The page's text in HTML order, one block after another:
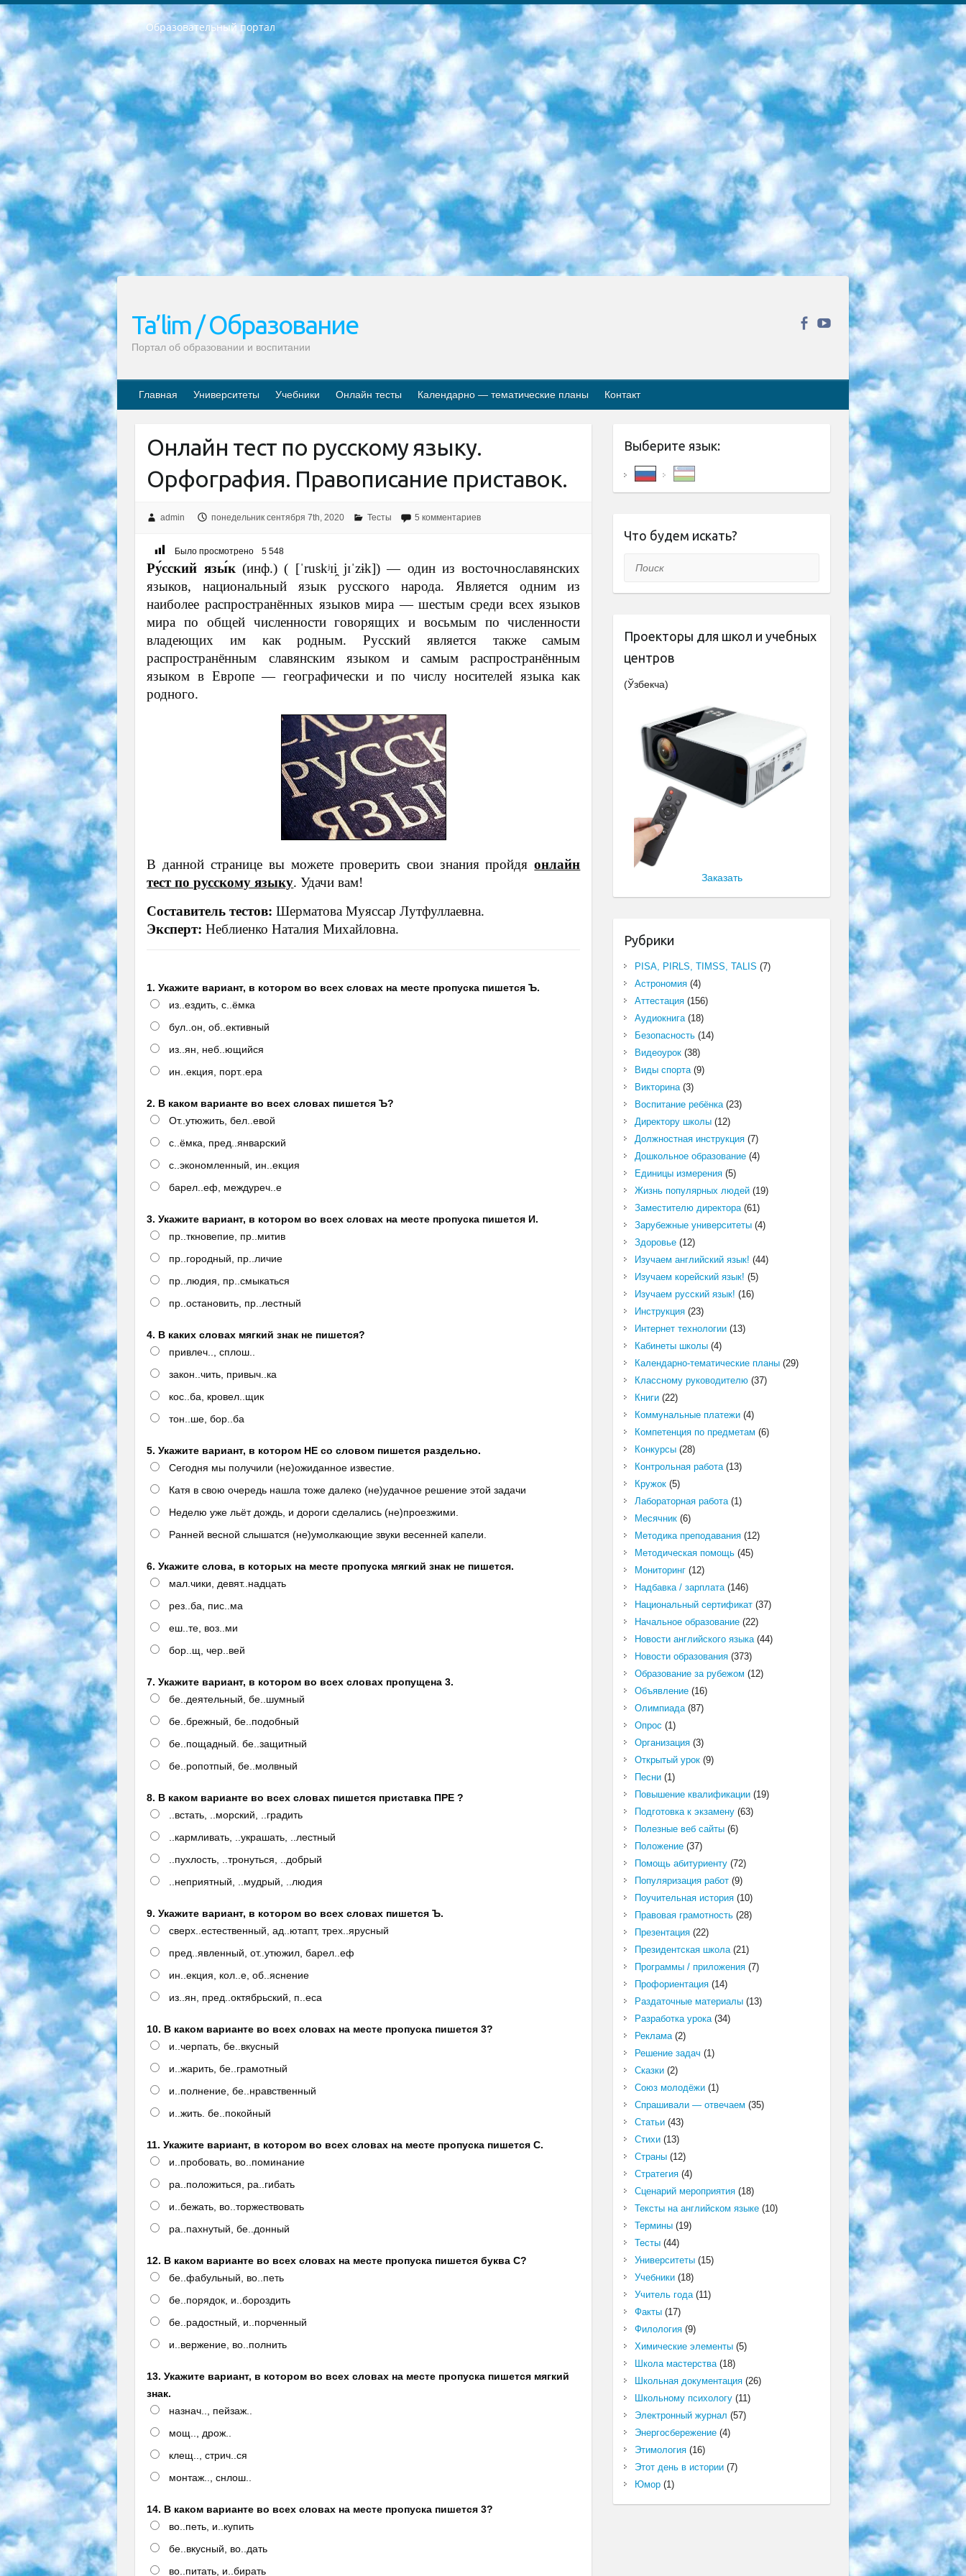
Образовательный портал
РЕСПУБЛИКА УЗБЕКИСТАН МИНИСТРЕРСТВО ДОШКОЛЬНОГО И ШКОЛЬНОГО ОБРАЗОВАНИЯ КОМАНДА в общеобразовательных учреждениях в 2023-2024 учебном году организация и проведение итоговой государственной аттестации обучающихся о Министра дошкольного и школьного образования Республики Узбекистан от 4 марта 2008 года (постановлением Минюста от 20 марта 2008 года № 1778 государственной регистрации) «Итоговое состояние учащихся общего среднего образования на основании положения об утверждении положения об аттестации общего среднего образования выпускной экзамен студентов в образовательных учреждениях в 2023-2024 учебном году В целях организации и прохождения аттестации приказываю: 1. Следующее: перечень предметов, по которым будет проводиться итоговая государственная аттестация и экзамен формы перевода согласно приложению 1; сертификаты международного образца, оценивающие уровень владения иностранными языками перечень согласно приложению 2; 2. Педагогический при специализированных образовательных учреждениях. научно-практический центр квалификации и международной оценки (Д.Давидова) 2024 г. До 25 марта: задания по предметам, по которым будет проводиться итоговая аттестация разработка и утверждение технических условий; итоговая аттестация на основании разработанного предметного задания разработка вопросов по предметам (устно и письменно), экзамен передача; общеобразовательные средние школы и специальные учебные заведения учащиеся выпускных классов школ и интернатов в агентской системе подготовка базы данных экзаменационных материалов и критериев оценки; перевод базы экзаменационных материалов на все языки обучения подать в Республиканский образовательный центр для изготовления; варианты экзаменов на основе разработанных контрольных материалов пусть будут поставлены задачи формирования. 3. Республиканский образовательный центр (Ш.Худайкулов) до 5 апреля 2024 года. до: база данных предоставленных экзаменационных материалов на все языки обучения перевод и экспертиза; для слепых, слабовидящих, глухих, слабослышащих и умственно отсталых детей учащиеся выпускных классов специализированных школ и школ-интернатов база данных экзаменационных материалов на всех преподаваемых языках подготовка критериев оценки; специализированные школы для умственно отсталых детей и технологии для учащихся выпускных классов школ-интернатов разработка соответствующих рекомендаций и критериев проведения ЕГЭ по естествознанию давать задания. 4. Педагогический при специализированных образовательных учреждениях. Научно-практический центр навыков и международной оценки (Д.Давидова), Республика образовательный центр (Худайкулов Ш.) итоговый государственный аттестационный экзамен ориентирован на творческое и логическое мышление при подготовке базы материалов учитывать введение заданий. 5. Следует отметить, что: сертификат государственного образца о знании общеобразовательного предмета и как минимум национальный уровень B1 по предметам на иностранных языках, указанным в Приложении 2. или международно признанный сертификат эквивалентного уровня студенты, изучающие определенный предмет, освобождаются от экзамена; по соответствующим предметам запланирована итоговая государственная аттестация за день до дня, путем жеребьевки Рабочей группой (в письменной форме по предметам, проводимым в форме) из числа сформированных вариантов выбрано 2 варианта; 2 выбранных варианта экзамена анонсированы на официальном сайте министерства и все выпускники по всей стране на основе этих вариантов проводит итоговую государственную аттестацию. 6. Государственное образование учащихся средних общеобразовательных учреждений. знания в соответствии с квалификационными требованиями, которые необходимо приобрести на основании стандартов итоговый (выпускной) контроль для 9 и 11 классов в целях тестирования Экзамены (далее – экзамены) состоят из предметов, перечисленных в приложении 1. будет сделано. 7. Экзамены пройдут с 26 мая по 15 июня 2024 г. (кроме науки физического воспитания). 8. Физическая для учащихся 9 классов общесредних образовательных учреждений. Экзамены по предмету «Образование, квалификация медицина» 1-6 мая 2024 года. сотрудники перевести под присмотр (с отклонениями в физическом или умственном развитии) специализированная школа для детей, школы-интернаты и со сколиозом школы-интернаты санаторного типа для больных детей исключены). 9. Он был слепым, слабовидящим и имел нарушения опорно-двигательного аппарата. экзамены в специализированных школах и интернатах для детей должны проводиться исходя из требований, предъявляемых к общеобразовательным учреждениям (физкультура кроме науки). 10. Специализированная школа для глухих и слабослышащих детей. и экзамены в интернатах и быть реализован в виде письменного теста по математике. 11. Специальность для умственно отсталых детей. Для 9 класса Родной язык и литературное письмо Государственный язык (язык обучения – узбекский). для неклассов) написано Математическое письмо Письменная/устная история Узбекистана Физическое воспитание практично Итоговый контроль Для 11 класса Написание родного языка и литературы (эссе) Математическое письмо Узбекский язык (обучение на узбекском языке) не посещающее общее среднее образование для учреждений)/Образовательное учреждение выбор письменный и устный Иностранный язык письменный/устный Письменная/устная история Узбекистана *По выбору студента:  Химия  Физика  Основы государственного права  География 10 бесплатных образовательных ресурсов - Мы составили подборку онлайн-проектов с интерактивными упражнениями, видеолекциями и статьями. Они помогут вам обрести новые и освежить старые знания бесплатно. 1. «ИНТУИТ» Старейшая образовательная площадка Рунета. Здесь вы найдёте сотни текстовых и видеокурсов на десятки различных тем — от программирования до психологии. Многие курсы подготовлены российскими университетами и крупными международными компаниями вроде Intel и Microsoft. Самостоятельное обучение бесплатное, но желающие могут оплатить услуги персональных наставников. 2. «Смартия» знакомит с актуальными профессиями и подсказывает, как им обучаться. Выбрав заинтересовавшую вас специальность — SMM-специалист, фотограф, веб-дизайнер или другую, — увидите список необходимых для неё умений. Чтобы вы могли освоить их самостоятельно, для каждого умения площадка отображает подборку ссылок на учебные материалы. Хотя «Смартия» ориентируется на русскоязычную аудиторию, часть контента всё же доступна только на английском. 3. «Лекторий Физтеха» Проект Московского физико-технического института (Физтеха). С его помощью вы можете смотреть онлайн серии лекций, записанные на видео в этом вузе. В числе доступных предметов — физика, биология, химия, информационные технологии и другие. К некоторым лекциям администрация ресурса прилагает готовые конспекты, которые можно скачивать в PDF-формате. 4. ITMOcourses Онлайн-площадка Санкт-Петербургского национального исследовательского университета информационных технологий, механики и оптики (ИТМО). Ресурс предоставляет свободный доступ к курсам, разработанным в этом вузе. Каталог материалов разбит на четыре категории: «Оптические системы и технологии», «Приборостроение и робототехника», «Информационные технологии» и «Биотехнологии». Курсы состоят из видеолекций, интерактивных демонстраций и заданий. 5. «КиберЛенинка» Электронная научная библиотека открытого доступа. Каталог площадки регулярно обрастает текстами статей из различных научных изданий. Сгруппированные по журналам и рубрикам публикации можно читать онлайн или скачивать целиком в PDF-формате. Проект нацелен на популяризацию науки за счёт открытого доступа к качественной информации. 6. «ПостНаука» На этом ресурсе публикуют подборки видеолекций, составленные экспертами из разных отраслей и объединённые общими темами. Среди них, к примеру, есть серии «Биоинформатика и геномика», «Культура средневековой Скандинавии» и Cinema Studies о теории кино. Каждая подборка лекций — логически связанная история, рассказанная экспертом от первого лица. Кроме того, на сайте появляются научно-образовательные статьи и тесты на разные темы. 7. «Newочём» Команда проекта «Newочём» отбирает самые интересные тексты из англоязычных СМИ и переводит те из них, за которые голосуют участники сообщества «ВКонтакте». По большей части это научно-популярные статьи. Редакторы придумывают лишь заголовки, в остальном содержание переводов соответствует оригиналам. Полные тексты можно читать прямо в социальной сети. 8. InternetUrok Онлайн-база материалов по основным дисциплинам школьной программы. Информация на сайте структурирована по классам, предметам и темам (урокам). Каждый урок состоит из видеолекций и конспектов. Есть также интерактивные тренажёры и тесты для закрепления пройденного материала. Даже если вы давно окончили школу, возможность повторить программу старших классов всегда может пригодиться. 9. Edutainme Ещё один ресурс об образовании. В отличие от Newtonew, как мне кажется, Edutainme больше ориентируется на представителей индустрии: педагогов, предпринимателей, разработчиков образовательных проектов. Но и любой, кто просто стремится к саморазвитию, найдёт на сайте много полезного и интересного для себя. Например, информацию о новых курсах и образовательных сервисах. 10. Newtonew Онлайн-медиа об образовании и обучении в широком смысле. Авторы Newtonew пишут об инструментах, заведениях, тактиках и стратегиях, которые помогают учить других и получать новые знания самостоятельно. На этой площадке вы найдёте новости, обзоры, аналитические мат
Ta’lim / Образование
Портал об образовании и воспитании
Главная Университеты Учебники Онлайн тесты Календарно — тематические планы Контакт
Онлайн тест по русскому языку.
Орфография. Правописание приставок.
admin понедельник сентября 7th, 2020 Тесты 5 комментариев
Было просмотрено 5 548
Ру́сский язы́к(инф.) ( [ˈruskʲɪi̯ jɪˈzɨk]) — один из восточнославянских
языков, национальный язык русского народа. Является одним из
наиболее распространённых языков мира — шестым среди всех языков
мира по общей численности говорящих и восьмым по численности
владеющих им как родным. Русский является также самым
распространённым славянским языком и самым распространённым
языком в Европе — географически и по числу носителей языка как
родного.
В данной странице вы можете проверить свои знания пройдяонлайн
тест по русскому языку. Удачи вам!
Составитель тестов: Шерматова Муяссар Лутфуллаевна.
Эксперт: Неблиенко Наталия Михайловна.
1. Укажите вариант, в котором во всех словах на месте пропуска пишется Ъ.
из..ездить, с..ёмка
бул..он, об..ективный
из..ян, неб..ющийся
ин..екция, порт..ера
2. В каком варианте во всех словах пишется Ъ?
От..утюжить, бел..евой
с..ёмка, пред..январский
с..экономленный, ин..екция
барел..еф, междуреч..е
3. Укажите вариант, в котором во всех словах на месте пропуска пишется И.
пр..ткновепие, пр..митив
пр..городный, пр..личие
пр..людия, пр..смыкаться
пр..остановить, пр..лестный
4. В каких словах мягкий знак не пишется?
привлеч.., сплош..
закон..чить, привыч..ка
кос..ба, кровел..щик
тон..ше, бор..ба
5. Укажите вариант, в котором НЕ со словом пишется раздельно.
Сегодня мы получили (не)ожиданное известие.
Катя в свою очередь нашла тоже далеко (не)удачное решение этой задачи
Неделю уже льёт дождь, и дороги сделались (не)проезжими.
Ранней весной слышатся (не)умолкающие звуки весенней капели.
6. Укажите слова, в которых на месте пропуска мягкий знак не пишется.
мал.чики, девят..надцать
рез..ба, пис..ма
еш..те, воз..ми
бор..щ, чер..вей
7. Укажите вариант, в котором во всех словах пропущена 3.
бе..деятельный, бе..шумный
бе..брежный, бе..подобный
бе..пощадный. бе..защитный
бе..ропотпый, бе..молвный
8. В каком варианте во всех словах пишется приставка ПРЕ ?
..встать, ..морский, ..градить
..кармливать, ..украшать, ..лестный
..пухлость, ..тронуться, ..добрый
..неприятный, ..мудрый, ..людия
9. Укажите вариант, в котором во всех словах пишется Ъ.
сверх..естественный, ад..ютапт, трех..ярусный
пред..явленный, от..утюжил, барел..еф
ин..екция, кол..е, об..яснение
из..ян, пред..октябрьский, п..еса
10. В каком варианте во всех словах на месте пропуска пишется 3?
и..черпать, бе..вкусный
и..жарить, бе..грамотный
и..полнение, бе..нравственный
и..жить. бе..покойный
11. Укажите вариант, в котором во всех словах на месте пропуска пишется С.
и..пробовать, во..поминание
ра..положиться, ра..гибать
и..бежать, во..торжествовать
ра..пахнутый, бе..донный
12. В каком варианте во всех словах на месте пропуска пишется буква С?
бе..фабульный, во..петь
бе..порядок, и..бороздить
бе..радостный, и..порченный
и..вержение, во..полнить
13. Укажите вариант, в котором во всех словах на месте пропуска пишется мягкий
знак.
назнач.., пейзаж..
мощ.., дрож..
клещ.., стрич..ся
монтаж.., снлош..
14. В каком варианте во всех словах на месте пропуска пишется 3?
во..петь, и..купить
бе..вкусный, во..дать
во..питать, и..бирать
Выберите язык:
Что будем искать?
Поиск
Проекторы для школ и учебных
центров
(Ўзбекча)
Заказать
Рубрики
PISA, PIRLS, TIMSS, TALIS (7)
Астрономия(4)
Аттестация(156)
Аудиокнига(18)
Безопасность(14)
Видеоурок(38)
Виды спорта(9)
Викторина(3)
Воспитание ребёнка(23)
Директору школы(12)
Должностная инструкция(7)
Дошкольное образование(4)
Единицы измерения(5)
Жизнь популярных людей(19)
Заместителю директора(61)
Зарубежные университеты(4)
Здоровье(12)
Изучаем английский язык! (44)
Изучаем корейский язык! (5)
Изучаем русский язык! (16)
Инструкция(23)
Интернет технологии(13)
Кабинеты школы(4)
Календарно-тематические планы(29)
Классному руководителю(37)
Книги(22)
Коммунальные платежи(4)
Компетенция по предметам (6)
Конкурсы(28)
Контрольная работа(13)
Кружок(5)
Лабораторная работа(1)
Месячник(6)
Методика преподавания(12)
Методическая помощь(45)
Мониторинг(12)
Надбавка / зарплата(146)
Национальный сертификат(37)
Начальное образование(22)
Новости английского языка(44)
Новости образования(373)
Образование за рубежом (12)
Объявление(16)
Олимпиада(87)
Опрос (1)
Организация(3)
Открытый урок(9)
Песни(1)
Повышение квалификации(19)
Подготовка к экзамену(63)
Полезные веб сайты(6)
Положение(37)
Помощь абитуриенту(72)
Популяризация работ(9)
Поучительная история(10)
Правовая грамотность(28)
Презентация(22)
Президентская школа(21)
Программы / приложения(7)
Профориентация(14)
Раздаточные материалы(13)
Разработка урока(34)
Реклама(2)
Решение задач (1)
Сказки(2)
Союз молодёжи(1)
Спрашивали — отвечаем (35)
Статьи(43)
Стихи(13)
Страны(12)
Стратегия(4)
Сценарий мероприятия(18)
Тексты на английском языке(10)
Термины(19)
Тесты(44)
Университеты(15)
Учебники(18)
Учитель года(11)
Факты(17)
Филология(9)
Химические элементы(5)
Школа мастерства(18)
Школьная документация(26)
Школьному психологу(11)
Электронный журнал (57)
Энергосбережение(4)
Этимология(16)
Этот день в истории(7)
Юмор(1)